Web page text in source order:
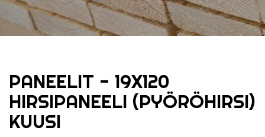
PANEELIT - 19X120
HIRSIPANEELI (PYÖRÖHIRSI)
KUUSI